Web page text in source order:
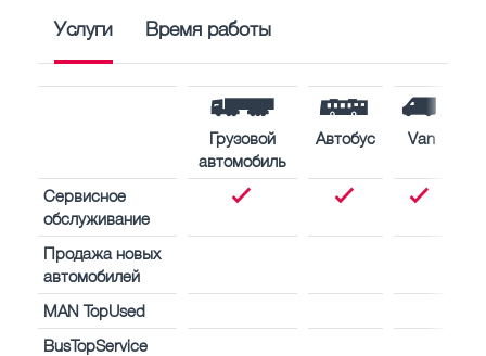
Услуги Время работы
Грузовой
автомобиль
Автобус Van
Сервисное
обслуживание
Продажа новых
автомобилей
MAN TopUsed
BusTopService